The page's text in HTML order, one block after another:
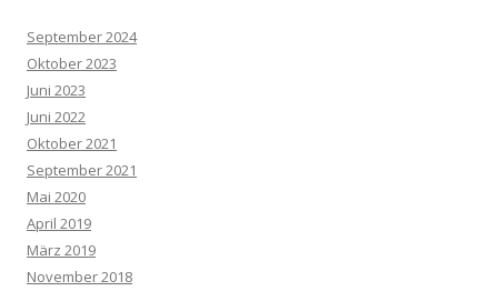
September 2024
Oktober 2023
Juni 2023
Juni 2022
Oktober 2021
September 2021
Mai 2020
April 2019
März 2019
November 2018